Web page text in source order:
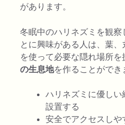
があります。
冬眠中のハリネズミを観察
とに興味がある人は、葉
を使って必要な隠れ場所を
の生息地を作ることができ
ハリネズミに優し
設置する
安全でアクセスしや